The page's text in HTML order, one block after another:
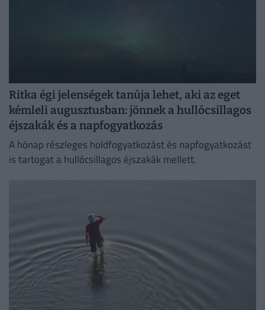
Ritka égi jelenségek tanúja lehet, aki az eget
kémleli augusztusban: jönnek a hullócsillagos
éjszakák és a napfogyatkozás
A hónap részleges holdfogyatkozást és napfogyatkozást
is tartogat a hullócsillagos éjszakák mellett.